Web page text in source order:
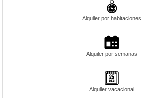
Alquiler por habitaciones
Alquiler por semanas
Alquiler vacacional